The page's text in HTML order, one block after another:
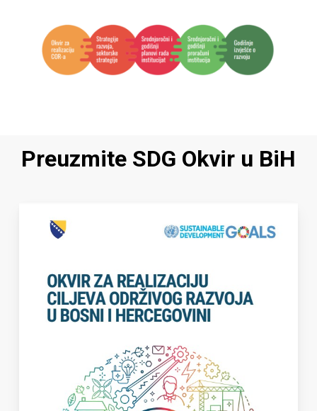
Mjere smanjivanja ranog napuštanja školovanja
Smanjenje broja osoba bez znanja ili vještina i
njihova integracija na tržište rada
Preuzmite SDG Okvir u BiH